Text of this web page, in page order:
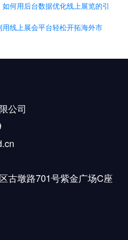
何用后台数据优化线上展览的引
线上展会平台轻松开拓海外市
公司
古墩路701号紫金广场C座